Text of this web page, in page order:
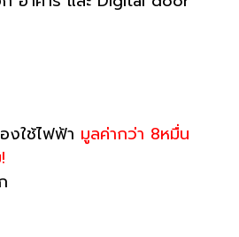
งใช้ไฟฟ้า มูลค่ากว่า 8หมื่น